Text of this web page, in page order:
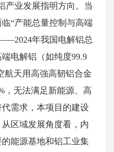
产业发展指明方向。当
“产能总量控制与高端
年我国电解铝总
电解铝（如纯度99.9
航天用高強高韧铝合金
，无法满足新能源、高
需求，本项目的建设
区域发展角度看，内
能源基地和铝工业集